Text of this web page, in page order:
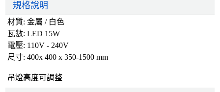
規格說明
材質: 金屬 / 白色
瓦數: LED 15W
電壓: 110V - 240V
尺寸: 400x 400 x 350-1500 mm
吊燈高度可調整